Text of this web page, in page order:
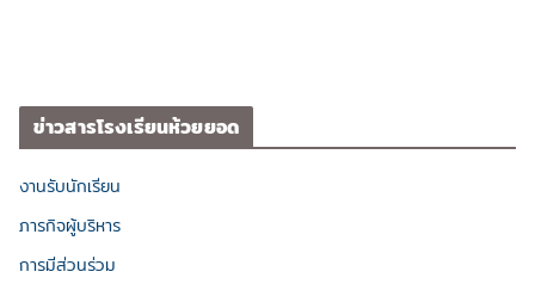
ข่าวสารโรงเรียนห้วยยอด
งานรับนักเรียน
ภารกิจผู้บริหาร
การมีส่วนร่วม